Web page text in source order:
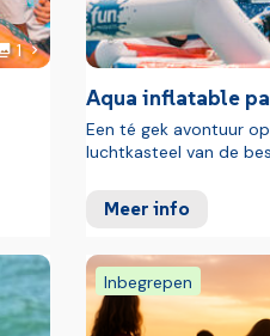
foto
1Foto
Volgende foto
Aqua inflatable
Een té gek avontuur
luchtkasteel van de
Meer info
Inbegrepen